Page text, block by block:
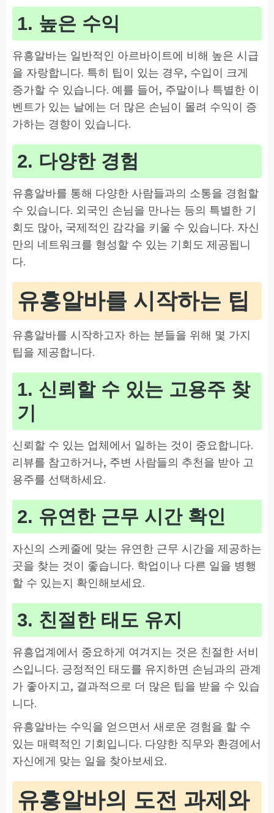
1. 높은 수익
유흥알바는 일반적인 아르바이트에 비해 높은 시급
을 자랑합니다. 특히 팁이 있는 경우, 수입이 크게
증가할 수 있습니다. 예를 들어, 주말이나 특별한 이
벤트가 있는 날에는 더 많은 손님이 몰려 수익이 증
가하는 경향이 있습니다.
2. 다양한 경험
유흥알바를 통해 다양한 사람들과의 소통을 경험할
수 있습니다. 외국인 손님을 만나는 등의 특별한 기
회도 많아, 국제적인 감각을 키울 수 있습니다. 자신
만의 네트워크를 형성할 수 있는 기회도 제공됩니
다.
유흥알바를 시작하는 팁
유흥알바를 시작하고자 하는 분들을 위해 몇 가지
팁을 제공합니다.
1. 신뢰할 수 있는 고용주 찾
기
신뢰할 수 있는 업체에서 일하는 것이 중요합니다.
리뷰를 참고하거나, 주변 사람들의 추천을 받아 고
용주를 선택하세요.
2. 유연한 근무 시간 확인
자신의 스케줄에 맞는 유연한 근무 시간을 제공하는
곳을 찾는 것이 좋습니다. 학업이나 다른 일을 병행
할 수 있는지 확인해보세요.
3. 친절한 태도 유지
유흥업계에서 중요하게 여겨지는 것은 친절한 서비
스입니다. 긍정적인 태도를 유지하면 손님과의 관계
가 좋아지고, 결과적으로 더 많은 팁을 받을 수 있습
니다.
유흥알바는 수익을 얻으면서 새로운 경험을 할 수
있는 매력적인 기회입니다. 다양한 직무와 환경에서
자신에게 맞는 일을 찾아보세요.
유흥알바의 도전 과제와